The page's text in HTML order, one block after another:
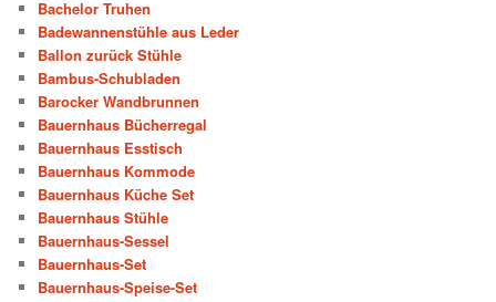
Bachelor Truhen
Badewannenstühle aus Leder
Ballon zurück Stühle
Bambus-Schubladen
Barocker Wandbrunnen
Bauernhaus Bücherregal
Bauernhaus Esstisch
Bauernhaus Kommode
Bauernhaus Küche Set
Bauernhaus Stühle
Bauernhaus-Sessel
Bauernhaus-Set
Bauernhaus-Speise-Set